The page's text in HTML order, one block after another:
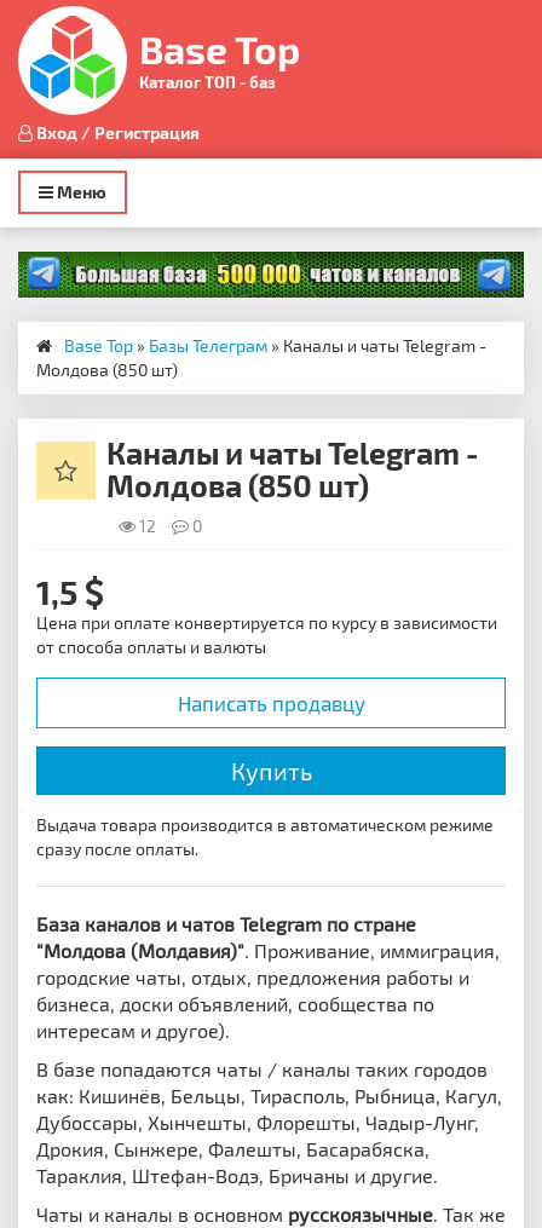
Base Top
Каталог ТОП - баз
Вход / Регистрация
Toggle
navigation
Меню
Base Top » Базы Телеграм » Каналы и чаты Telegram -
Молдова (850 шт)
Каналы и чаты Telegram -
Молдова (850 шт)
12 0
1,5
Цена при оплате конвертируется по курсу в зависимости
от способа оплаты и валюты
Написать продавцу
Купить
Выдача товара производится в автоматическом режиме
сразу после оплаты.
База каналов и чатов Telegram по стране
"Молдова (Молдавия)". Проживание, иммиграция,
городские чаты, отдых, предложения работы и
бизнеса, доски объявлений, сообщества по
интересам и другое).
В базе попадаются чаты / каналы таких городов
как: Кишинёв, Бельцы, Тирасполь, Рыбница, Кагул,
Дубоссары, Хынчешты, Флорешты, Чадыр-Лунг,
Дрокия, Сынжере, Фалешты, Басарабяска,
Тараклия, Штефан-Водэ, Бричаны и другие.
Чаты и каналы в основном русскоязычные. Так же